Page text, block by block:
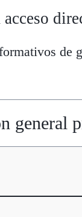
de
general